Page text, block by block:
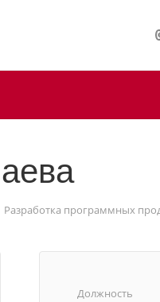
Разработка программных
Должность